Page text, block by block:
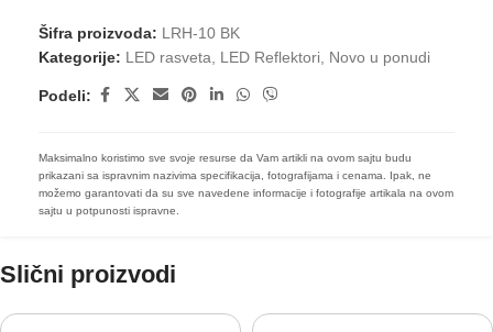
Šifra proizvoda: LRH-10 BK
Kategorije: LED rasveta LED Reflektori Novo u ponudi
Podeli:
Maksimalno koristimo sve svoje resurse da Vam artikli na ovom sajtu budu
prikazani sa ispravnim nazivima specifikacija, fotografijama i cenama. Ipak, ne
možemo garantovati da su sve navedene informacije i fotografije artikala na ovom
sajtu u potpunosti ispravne.
Slični proizvodi